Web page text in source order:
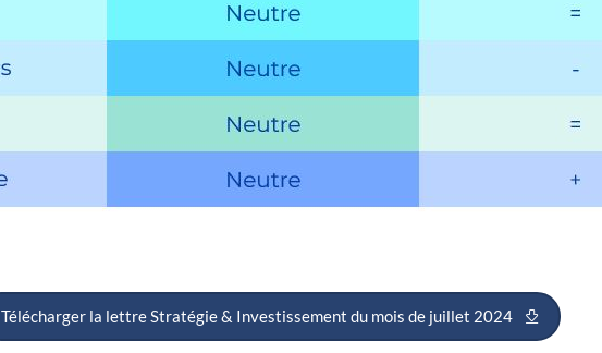
Télécharger la lettre Stratégie & Investissement du mois de juillet 2024